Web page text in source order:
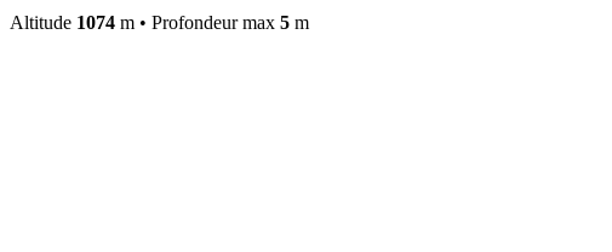
Altitude 1074 m • Profondeur max 5 m